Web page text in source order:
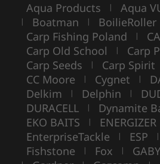
Aqua Products | Aqua
| Boatman | BoilieRoller
Carp Fishing Poland |
Carp Old School | Carp
Carp Seeds | Carp Spirit
CC Moore | Cygnet |
Delkim | Delphin |
DURACELL | Dynamite
EKO BAITS | ENERGIZER
EnterpriseTackle | ESP |
Fishstone | Fox | GABY